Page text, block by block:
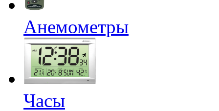
Анемометры
Часы